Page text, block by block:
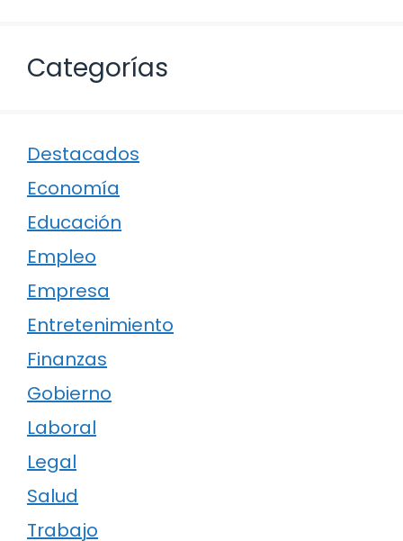
Categorías
Destacados
Economía
Educación
Empleo
Empresa
Entretenimiento
Finanzas
Gobierno
Laboral
Legal
Salud
Trabajo